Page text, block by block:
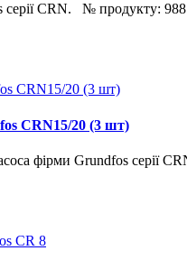
CRN. № продукту:
CRN15/20 (3 шт)
фірми Grundfos серії